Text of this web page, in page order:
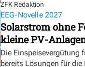
ZFK Redaktion
EEG-Novelle 2027
Solarstrom ohne
kleine PV-
Die Einspeisevergütung
bereits Lösungen für